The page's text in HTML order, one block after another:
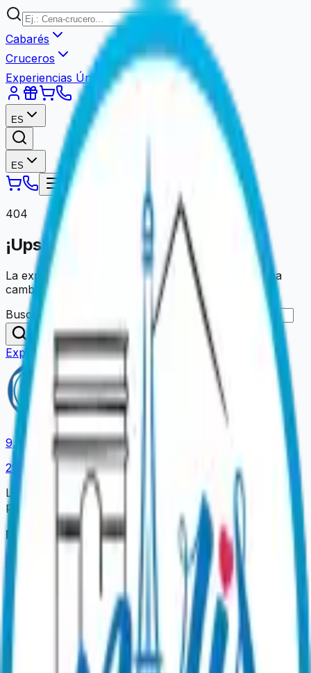
Cabarés
Cruceros
Experiencias Únicas
ES
ES
404
¡Ups! Página no encontrada.
La experiencia que busca ya no está disponible o ha
cambiado de dirección.
Buscar una actividad o lugar…
Buscar
Explorar nuestras ofertas
9,4 / 10
2967
opiniones
La plataforma oficial para reservar sus experiencias
parisinas.
Nuestras Experiencias
Cenas Espectáculo Cruceros de Paseo Cruceros con
Cena
Visitas InsólitasIdeas Regalo
Utilizar mi tarjeta regalo Guías y noticiasSer socio
nosotros
¡Contacte con nuestro equipo!